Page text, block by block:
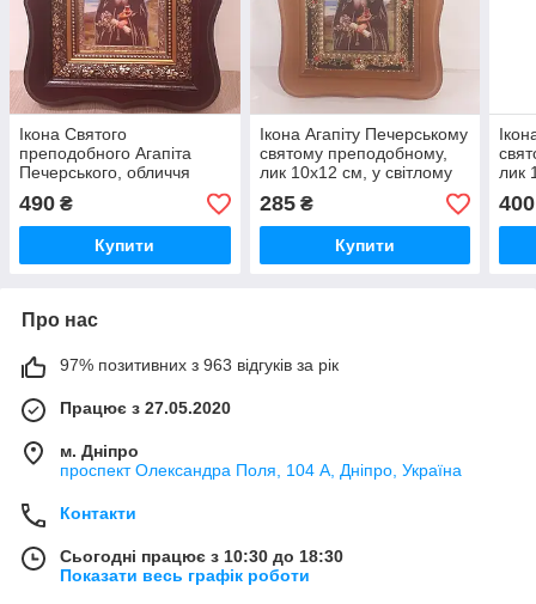
Ікона Святого
преподобного Агапіта
Печерського, обличчя
10х12 см, у темному
дерев'яному кіоті
490 ₴
Купити
Ікона Агапіту Печерському
святому преподобному,
лик 10х12 см, у світлому
дерев'яному кіоті з
камінням
285₴
Купити
лик
400
Про нас
97% позитивних з 963 відгуків за рік
Працює з 27.05.2020
м. Дніпро
проспект Олександра Поля, 104 А, Дніпро, Україна
Контакти
Сьогодні працює з 10:30 до 18:30
Показати весь графік роботи